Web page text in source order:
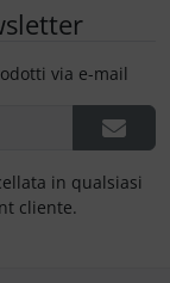
via e-mail
in qualsiasi
cliente.